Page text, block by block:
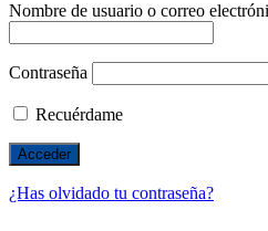
Nombre de usuario o correo
Contraseña
Recuérdame
¿Has olvidado tu contraseña?